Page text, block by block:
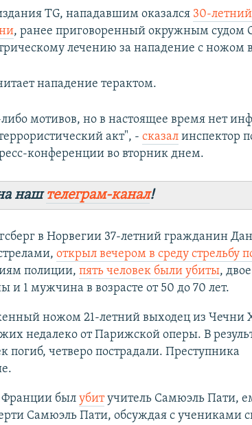
TG, нападавшим оказался 30-летний
, ранее приговоренный окружным судом
лечению за нападение с ножом в
нападение терактом.
мотивов, но в настоящее время нет
акт", -сказал инспектор
конференции во вторник днем.
наштелеграм-канал!
в Норвегии 37-летний гражданин
открыл вечером в среду стрельбу
полиции, пять человек были убиты,
1 мужчина в возрасте от 50 до 70 лет.
ножом 21-летний выходец из Чечни
недалеко от Парижской оперы. В
погиб, четверо пострадали. Преступника
Франции был убитучитель Самюэль Пати,
Самюэль Пати, обсуждая с учениками